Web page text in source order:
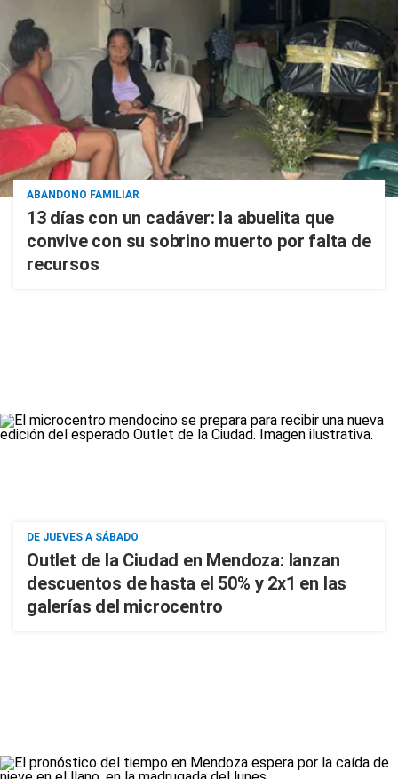
ABANDONO FAMILIAR
13 días con un cadáver: la abuelita que
convive con su sobrino muerto por falta de
recursos
DE JUEVES A SÁBADO
Outlet de la Ciudad en Mendoza: lanzan
descuentos de hasta el 50% y 2x1 en las
galerías del microcentro